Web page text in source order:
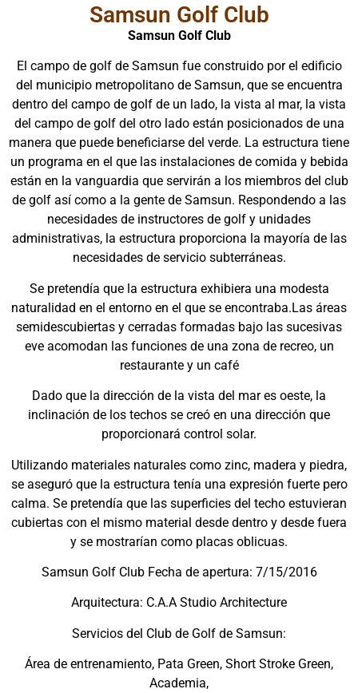
Samsun Golf Club
Samsun Golf Club
El campo de golf de Samsun fue construido por el edificio
del municipio metropolitano de Samsun, que se encuentra
dentro del campo de golf de un lado, la vista al mar, la vista
del campo de golf del otro lado están posicionados de una
manera que puede beneficiarse del verde. La estructura tiene
un programa en el que las instalaciones de comida y bebida
están en la vanguardia que servirán a los miembros del club
de golf así como a la gente de Samsun. Respondendo a las
necesidades de instructores de golf y unidades
administrativas, la estructura proporciona la mayoría de las
necesidades de servicio subterráneas.
Se pretendía que la estructura exhibiera una modesta
naturalidad en el entorno en el que se encontraba.Las áreas
semidescubiertas y cerradas formadas bajo las sucesivas
eve acomodan las funciones de una zona de recreo, un
restaurante y un café
Dado que la dirección de la vista del mar es oeste, la
inclinación de los techos se creó en una dirección que
proporcionará control solar.
Utilizando materiales naturales como zinc, madera y piedra,
se aseguró que la estructura tenía una expresión fuerte pero
calma. Se pretendía que las superficies del techo estuvieran
cubiertas con el mismo material desde dentro y desde fuera
y se mostrarían como placas oblicuas.
Samsun Golf Club Fecha de apertura: 7/15/2016
Arquitectura: C.A.A Studio Architecture
Servicios del Club de Golf de Samsun:
Área de entrenamiento, Pata Green, Short Stroke Green,
Academia,